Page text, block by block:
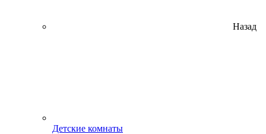
Назад
Детские комнаты